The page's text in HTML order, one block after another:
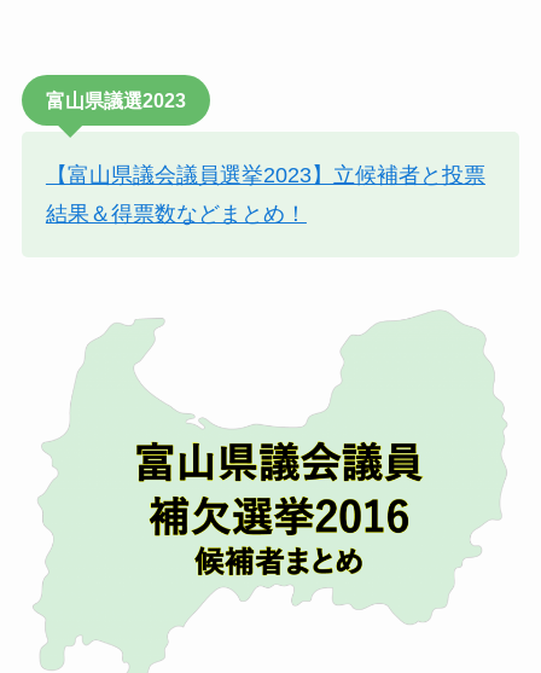
富山県議選2023
【富山県議会議員選挙2023】立候補者と投票
結果＆得票数などまとめ！